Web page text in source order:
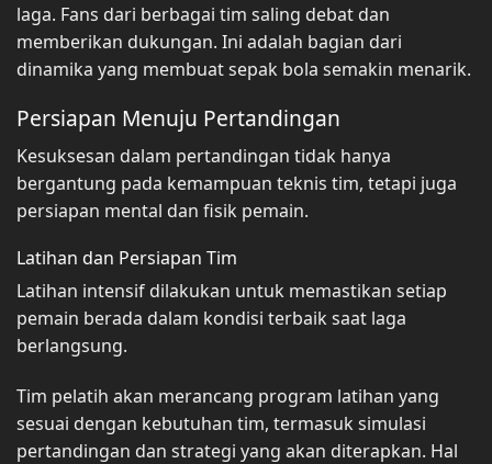
laga. Fans dari berbagai tim saling debat dan
memberikan dukungan. Ini adalah bagian dari
dinamika yang membuat sepak bola semakin menarik.
Persiapan Menuju Pertandingan
Kesuksesan dalam pertandingan tidak hanya
bergantung pada kemampuan teknis tim, tetapi juga
persiapan mental dan fisik pemain.
Latihan dan Persiapan Tim
Latihan intensif dilakukan untuk memastikan setiap
pemain berada dalam kondisi terbaik saat laga
berlangsung.
Tim pelatih akan merancang program latihan yang
sesuai dengan kebutuhan tim, termasuk simulasi
pertandingan dan strategi yang akan diterapkan. Hal